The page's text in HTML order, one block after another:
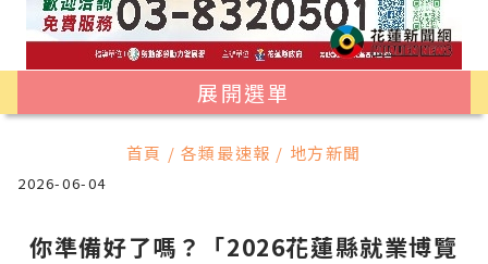
展開選單
首頁 / 各類最速報 / 地方新聞
2026-06-04
你準備好了嗎？「2026花蓮縣就業博覽